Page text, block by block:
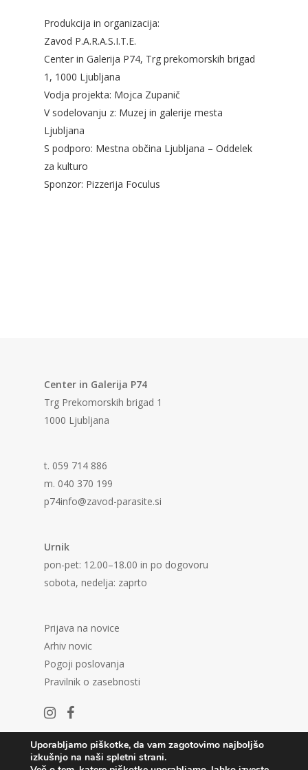
Produkcija in organizacija:
Zavod P.A.R.A.S.I.T.E.
Center in Galerija P74, Trg prekomorskih brigad
1, 1000 Ljubljana
Vodja projekta: Mojca Zupanič
V sodelovanju z: Muzej in galerije mesta
Ljubljana
S podporo: Mestna občina Ljubljana – Oddelek
za kulturo
Sponzor: Pizzerija Foculus
Center in Galerija P74
Trg Prekomorskih brigad 1
1000 Ljubljana
t. 059 714 886
m. 040 370 199
p74info@zavod-parasite.si
Urnik
pon-pet: 12.00–18.00 in po dogovoru
sobota, nedelja: zaprto
Prijava na novice
Arhiv novic
Pogoji poslovanja
Pravilnik o zasebnosti
Uporabljamo piškotke, da vam zagotovimo najboljšo
izkušnjo na naši spletni strani.